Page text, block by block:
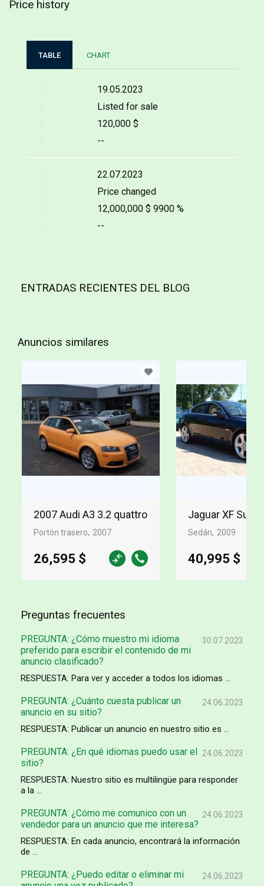
ENTRADAS RECIENTES DEL BLOG
Anuncios similares
2007 Audi A3 3.2 quattro
Portón trasero 2007
26,595 $
Jaguar XF
Sedán 2009
40,995 $
Preguntas frecuentes
30.07.2023
PREGUNTA: ¿Cómo muestro mi idioma
preferido para escribir el contenido de mi
anuncio clasificado?
RESPUESTA: Para ver y acceder a todos los idiomas ...
24.06.2023
PREGUNTA: ¿Cuánto cuesta publicar un
anuncio en su sitio?
RESPUESTA: Publicar un anuncio en nuestro sitio es ...
24.06.2023
PREGUNTA: ¿En qué idiomas puedo usar el
sitio?
RESPUESTA: Nuestro sitio es multilingüe para responder
a la ...
24.06.2023
PREGUNTA: ¿Cómo me comunico con un
vendedor para un anuncio que me interesa?
RESPUESTA: En cada anuncio, encontrará la información
de ...
24.06.2023
PREGUNTA: ¿Puedo editar o eliminar mi
Price history
TABLE CHART
19.05.2023
Listed for sale
120,000 $
--
22.07.2023
Price changed
12,000,000 $ 9900 %
--